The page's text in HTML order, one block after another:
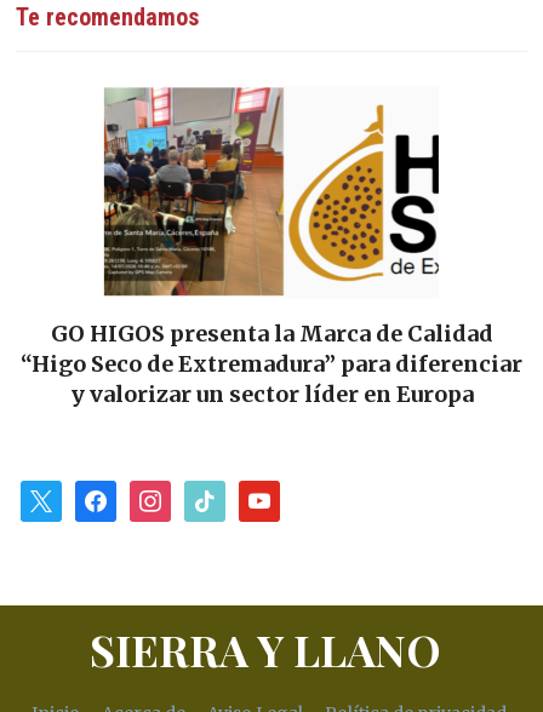
Te recomendamos
GO HIGOS presenta la Marca de Calidad
“Higo Seco de Extremadura” para diferenciar
y valorizar un sector líder en Europa
facebookinstagram
tiktok youtube
SIERRA Y LLANO